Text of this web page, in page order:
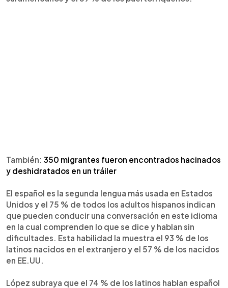
También: 350 migrantes fueron encontrados hacinados
y deshidratados en un tráiler
El español es la segunda lengua más usada en Estados
Unidos y el 75 % de todos los adultos hispanos indican
que pueden conducir una conversación en este idioma
en la cual comprenden lo que se dice y hablan sin
dificultades. Esta habilidad la muestra el 93 % de los
latinos nacidos en el extranjero y el 57 % de los nacidos
en EE.UU.
López subraya que el 74 % de los latinos hablan español